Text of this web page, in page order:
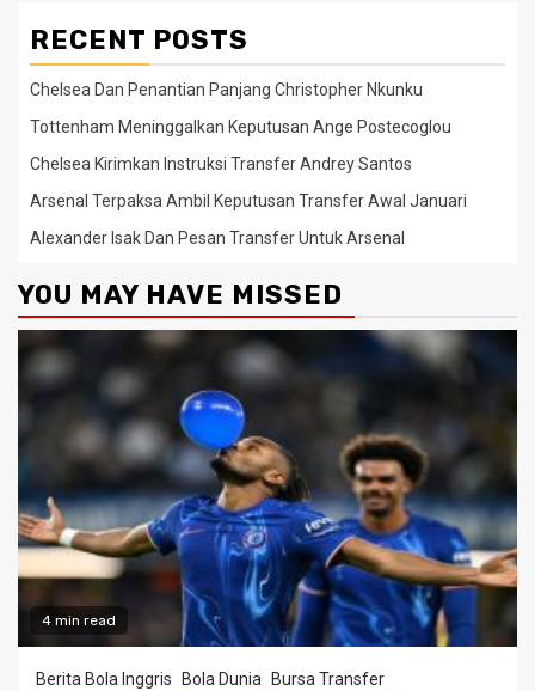
RECENT POSTS
Chelsea Dan Penantian Panjang Christopher Nkunku
Tottenham Meninggalkan Keputusan Ange Postecoglou
Chelsea Kirimkan Instruksi Transfer Andrey Santos
Arsenal Terpaksa Ambil Keputusan Transfer Awal Januari
Alexander Isak Dan Pesan Transfer Untuk Arsenal
YOU MAY HAVE MISSED
4 min read
Berita Bola Inggris Bola Dunia
Bursa Transfer